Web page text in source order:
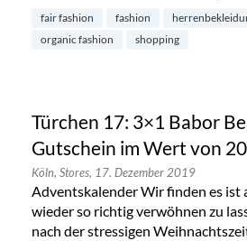
fair fashion fashion
organic fashion
shopping
Türchen 17: 3×1 Babor
Gutschein im Wert von
Köln, Stores, 17. Dezember 2019
Adventskalender Wir finden es ist
wieder so richtig verwöhnen zu
nach der stressigen